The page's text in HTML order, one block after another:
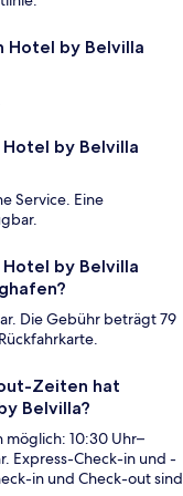
Hotel by Belvilla
by Belvilla
Service. Eine
by Belvilla
Die Gebühr beträgt 79
Zeiten hat
Belvilla?
10:30 Uhr–
Express-Check-in und -
in und Check-out sind